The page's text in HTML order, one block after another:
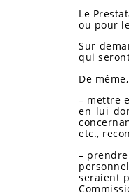
Le
ou pour
Sur
qui
De
– mettre
en lui
etc.,
–
seraient